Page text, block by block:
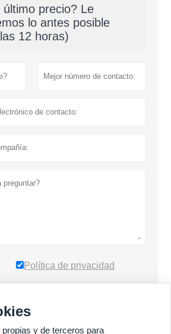
último precio? Le
lo antes posible
12 horas)
Política de privacidad
y de terceros para